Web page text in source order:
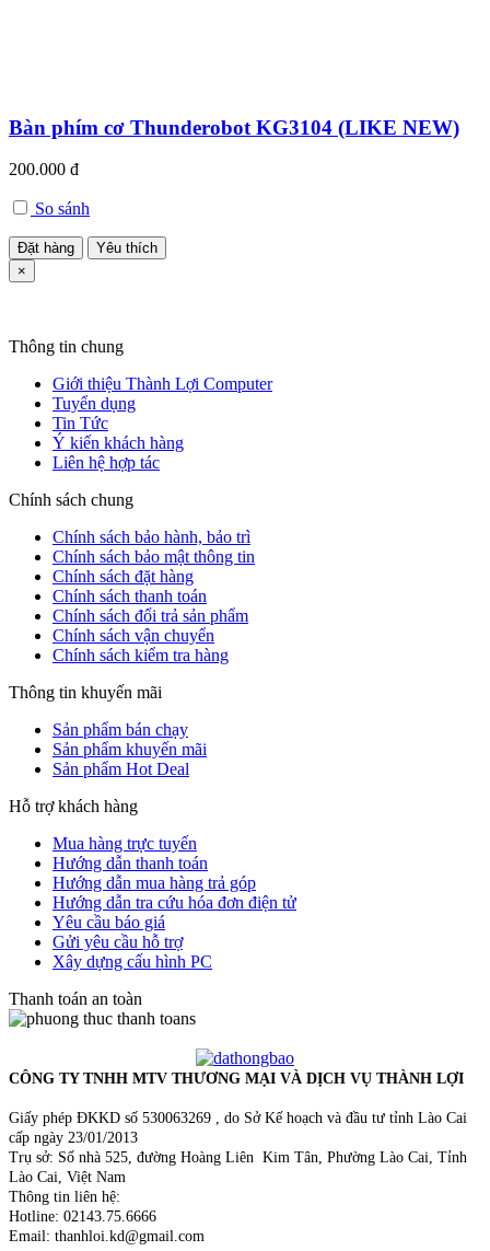
Bàn phím cơ Thunderobot KG3104 (LIKE NEW)
200.000 đ
So sánh
Đặt hàng
Yêu thích
×
Thông tin chung
Giới thiệu Thành Lợi Computer
Tuyển dụng
Tin Tức
Ý kiến khách hàng
Liên hệ hợp tác
Chính sách chung
Chính sách bảo hành, bảo trì
Chính sách bảo mật thông tin
Chính sách đặt hàng
Chính sách thanh toán
Chính sách đổi trả sản phẩm
Chính sách vận chuyển
Chính sách kiểm tra hàng
Thông tin khuyến mãi
Sản phẩm bán chạy
Sản phẩm khuyến mãi
Sản phẩm Hot Deal
Hỗ trợ khách hàng
Mua hàng trực tuyến
Hướng dẫn thanh toán
Hướng dẫn mua hàng trả góp
Hướng dẫn tra cứu hóa đơn điện tử
Yêu cầu báo giá
Gửi yêu cầu hỗ trợ
Xây dựng cấu hình PC
Thanh toán an toàn
CÔNG TY TNHH MTV THƯƠNG MẠI VÀ DỊCH VỤ THÀNH LỢI
Giấy phép ĐKKD số 530063269 , do Sở Kế hoạch và đầu tư tỉnh Lào Cai
cấp ngày 23/01/2013
Trụ sở: Số nhà 525, đường Hoàng Liên Kim Tân, Phường Lào Cai, Tỉnh
Lào Cai, Việt Nam
Thông tin liên hệ:
Hotline: 02143.75.6666
Email: thanhloi.kd@gmail.com